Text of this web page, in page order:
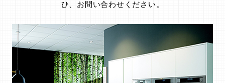
ひ、お問い合わせください。